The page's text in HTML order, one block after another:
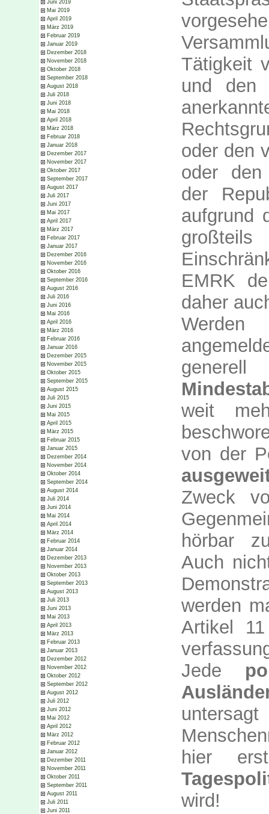
Juni 2019
Mai 2019
April 2019
März 2019
Februar 2019
Januar 2019
Dezember 2018
November 2018
Oktober 2018
September 2018
August 2018
Juli 2018
Juni 2018
Mai 2018
April 2018
März 2018
Februar 2018
Januar 2018
Dezember 2017
November 2017
Oktober 2017
September 2017
August 2017
Juli 2017
Juni 2017
Mai 2017
April 2017
März 2017
Februar 2017
Januar 2017
Dezember 2016
November 2016
Oktober 2016
September 2016
August 2016
Juli 2016
Juni 2016
Mai 2016
April 2016
März 2016
Februar 2016
Januar 2016
Dezember 2015
November 2015
Oktober 2015
September 2015
August 2015
Juli 2015
Juni 2015
Mai 2015
April 2015
März 2015
Februar 2015
Januar 2015
Dezember 2014
November 2014
Oktober 2014
September 2014
August 2014
Juli 2014
Juni 2014
Mai 2014
April 2014
März 2014
Februar 2014
Januar 2014
Dezember 2013
November 2013
Oktober 2013
September 2013
August 2013
Juli 2013
Juni 2013
Mai 2013
April 2013
März 2013
Februar 2013
Januar 2013
Dezember 2012
November 2012
Oktober 2012
September 2012
August 2012
Juli 2012
Juni 2012
Mai 2012
April 2012
März 2012
Februar 2012
Januar 2012
Dezember 2011
November 2011
Oktober 2011
September 2011
August 2011
Juli 2011
Juni 2011
Tätigkeit
und
oder den
oder
der
aufgrund
groß
EMRK
daher
weit
von der
Zweck
hörbar
Auch
werden
Artikel
Jede
hier
wird!